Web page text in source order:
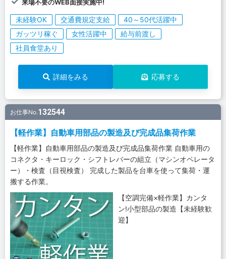
来場不要のWEB面接実施中!
未経験OK 交通費規定支給
40～50代活躍中
ガッツリ稼ぐ
女性活躍中
給与前渡し
社員食堂あり
詳細をみる 応募する
お仕事No.132544
【軽作業】自動車用部品の製造及び完成品集荷作業
【軽作業】自動車用部品の製造及び完成品集荷作業 自動車用の
コネクタ・キーロック・シフトレバーの組立（マシンオペレータ
ー）・検査（目視検査） 完成した製品を台車を使って集荷・運
搬する作業。
【空調完備×軽作業】カンタ
ン!小型部品の製造【未経験歓
迎】